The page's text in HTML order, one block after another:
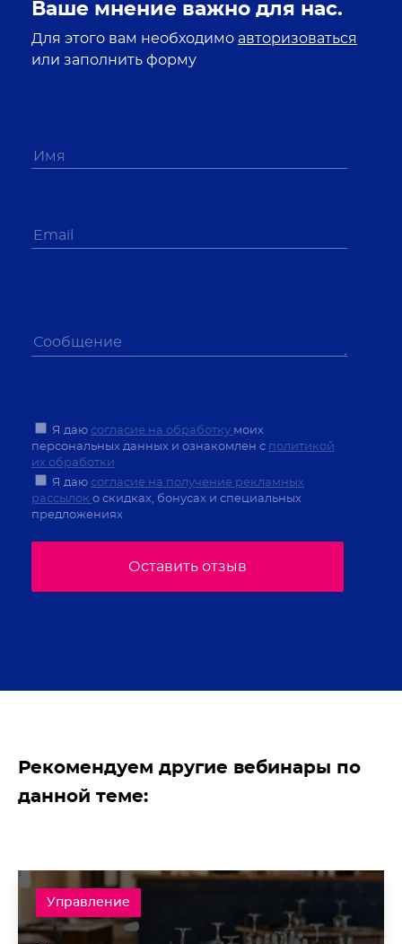
Ваше мнение важно для нас.
Для этого вам необходимо авторизоваться
или заполнить форму
Я даю согласие на обработку моих
персональных данных и ознакомлен с политикой
их обработки
Я даю согласие на получение рекламных
рассылок о скидках, бонусах и специальных
предложениях
Оставить отзыв
Рекомендуем другие вебинары по
данной теме:
Управление